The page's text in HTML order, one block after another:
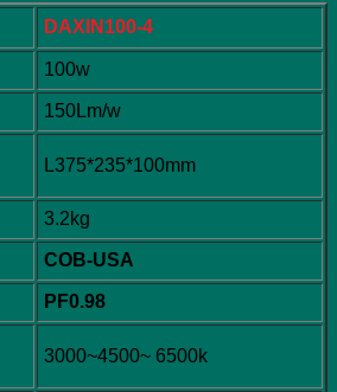
DAXIN100-4
100w
150Lm/w
L375*235*100mm
3.2kg
COB-USA
PF0.98
3000~4500~ 6500k